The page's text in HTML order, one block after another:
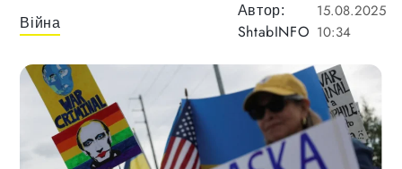
Війна
Автор:
ShtabINFO
15.08.2025
10:34